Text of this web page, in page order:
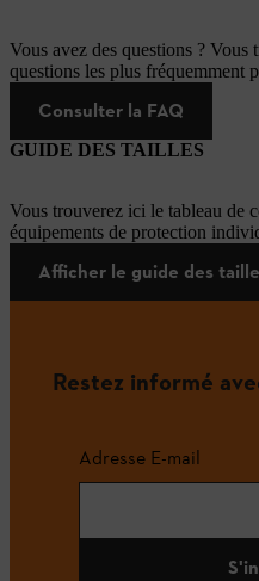
Vous avez des questions ? Vous
questions les plus fréquemment
Consulter la FAQ
GUIDE DES TAILLES
Vous trouverez ici le tableau de
équipements de protection
Afficher le guide des
Restez informé
Adresse E-mail